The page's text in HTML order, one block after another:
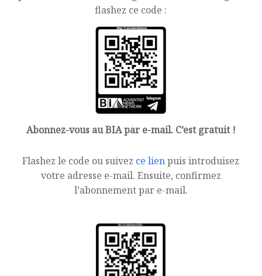
flashez ce code :
Abonnez-vous au BIA par e-mail. C’est gratuit !
Flashez le code ou suivez ce lienpuis introduisez
votre adresse e-mail. Ensuite, confirmez
l’abonnement par e-mail.